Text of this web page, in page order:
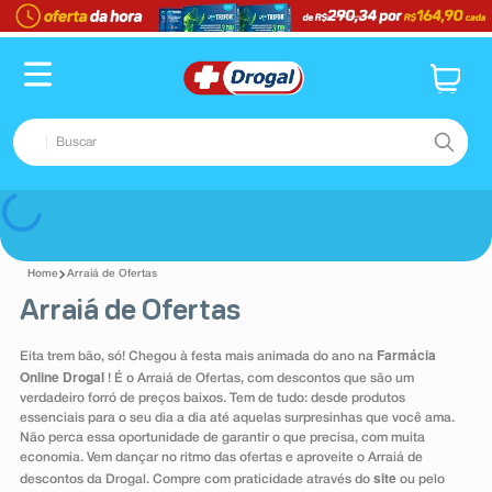
Buscar
Arraiá de Ofertas
Arraiá de Ofertas
Eita trem bão, só! Chegou à festa mais animada do ano na Farmácia
Online Drogal ! É o Arraiá de Ofertas, com descontos que são um
verdadeiro forró de preços baixos. Tem de tudo: desde produtos
essenciais para o seu dia a dia até aquelas surpresinhas que você ama.
Não perca essa oportunidade de garantir o que precisa, com muita
economia. Vem dançar no ritmo das ofertas e aproveite o Arraiá de
descontos da Drogal. Compre com praticidade através do siteou pelo
TERMOS MAIS BUSCADOS
1º pampers confort sec max
2º fralda
3
5º
6º desodorante
7º minoxidil
8º absorvente
9º teste gravidez
10ºesmalte
fralda
3º dipirona
4º lenço umedecido
5º tadalafila
6º desodorante
7º minoxidil